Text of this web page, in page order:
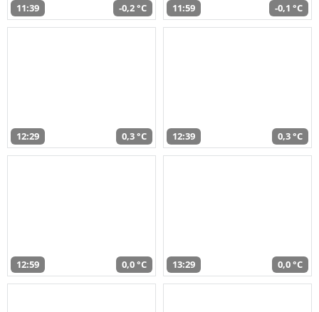
11:39 -0,2 °C 11:59 -0,1 °C
12:29 0,3 °C 12:39 0,3 °C
12:59 0,0 °C 13:29 0,0 °C